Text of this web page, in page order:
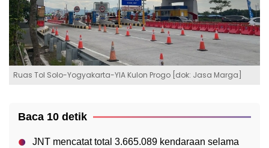
Ruas Tol Solo-Yogyakarta-YIA Kulon Progo [dok: Jasa Marga]
Baca 10 detik
JNT mencatat total 3.665.089 kendaraan selama